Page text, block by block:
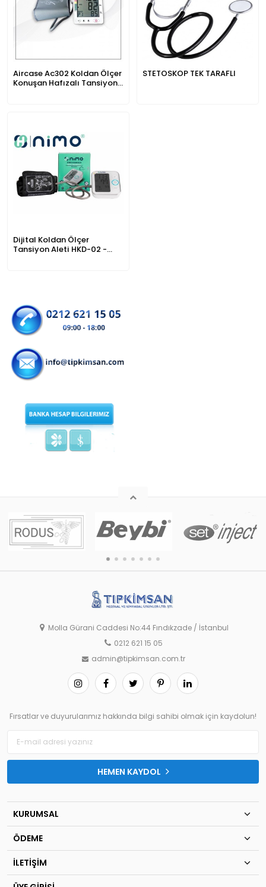
Aircase Ac302 Koldan Ölçer
Konuşan Hafızalı Tansiyon
STETOSKOP TEK TARAFLI
Dijital Koldan Ölçer
Tansiyon Aleti HKD-02 -
Molla Gürani Caddesi No:44 Fındıkzade / İstanbul
0212 621 15 05
admin@tipkimsan.com.tr
Fırsatlar ve duyurularımız hakkında bilgi sahibi olmak için kaydolun!
HEMEN KAYDOL
KURUMSAL
ÖDEME
İLETİŞİM